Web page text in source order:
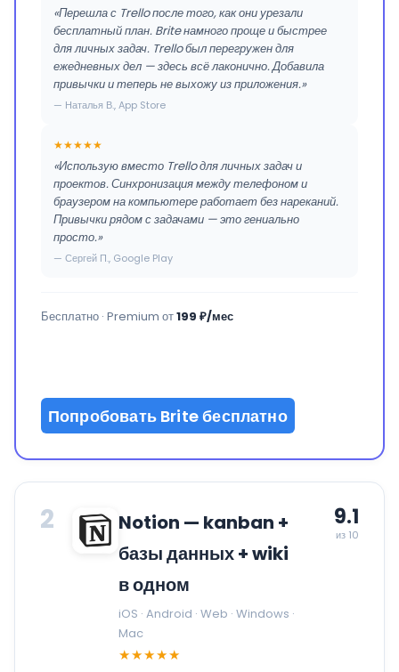
«Перешла с Trello после того, как они урезали
бесплатный план. Brite намного проще и быстрее
для личных задач. Trello был перегружен для
ежедневных дел — здесь всё лаконично. Добавила
привычки и теперь не выхожу из приложения.»
— Наталья В., App Store
★★★★★
«Использую вместо Trello для личных задач и
проектов. Синхронизация между телефоном и
браузером на компьютере работает без нареканий.
Привычки рядом с задачами — это гениально
просто.»
— Сергей П., Google Play
Бесплатно · Premium от199 ₽/мес
Попробовать Brite бесплатно
2
Notion — kanban +
базы данных + wiki
в одном
iOS · Android · Web · Windows ·
Mac
★★★★★
9.1
из 10